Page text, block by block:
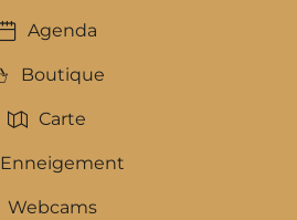
Agenda
Boutique
Carte
Enneigement
Webcams